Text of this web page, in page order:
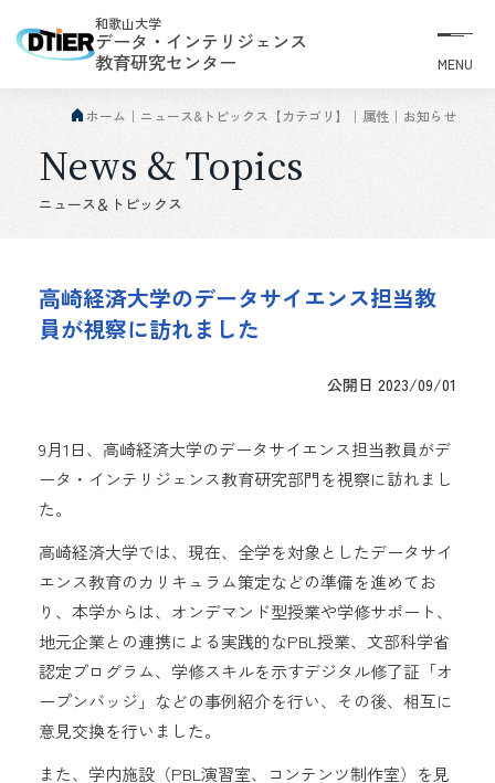
和歌山大学
データ・インテリジェンス
教育研究センター MENU
ホーム ニュース&トピックス【カテゴリ】 属性 お知らせ
News & Topics
ニュース＆トピックス
高崎経済大学のデータサイエンス担当教
員が視察に訪れました
公開日 2023/09/01
9月1日、高崎経済大学のデータサイエンス担当教員がデ
ータ・インテリジェンス教育研究部門を視察に訪れまし
た。
高崎経済大学では、現在、全学を対象としたデータサイ
エンス教育のカリキュラム策定などの準備を進めてお
り、本学からは、オンデマンド型授業や学修サポート、
地元企業との連携による実践的なPBL授業、文部科学省
認定プログラム、学修スキルを示すデジタル修了証「オ
ープンバッジ」などの事例紹介を行い、その後、相互に
意見交換を行いました。
また、学内施設（PBL演習室、コンテンツ制作室）を見